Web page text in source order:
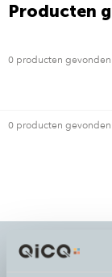
Producten
0 producten gevonden
0 producten gevonden